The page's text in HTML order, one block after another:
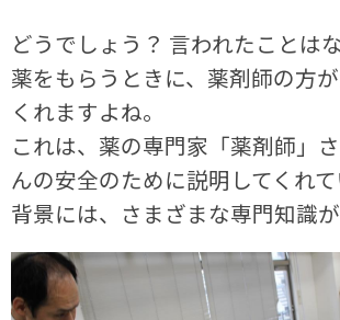
どうでしょう？ 言われたことは
薬をもらうときに、薬剤師の方
くれますよね。
これは、薬の専門家「薬剤師」
んの安全のために説明してくれ
背景には、さまざまな専門知識が